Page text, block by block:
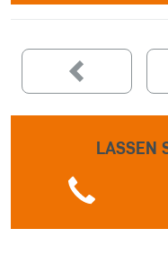
LASSEN